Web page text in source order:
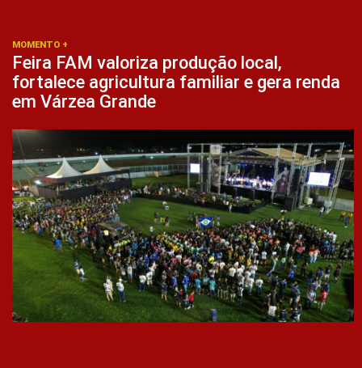
MOMENTO +
Feira FAM valoriza produção local,
fortalece agricultura familiar e gera renda
em Várzea Grande